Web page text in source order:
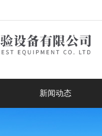
新闻动态